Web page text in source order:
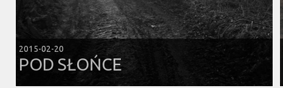
2015-02-20
POD SŁOŃCE